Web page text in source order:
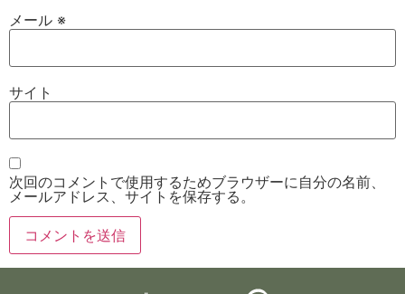
メール ※
サイト
次回のコメントで使用するためブラウザーに自分の名前、
メールアドレス、サイトを保存する。